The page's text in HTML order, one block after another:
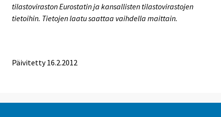
tilastoviraston Eurostatin ja kansallisten tilastovirastojen
tietoihin. Tietojen laatu saattaa vaihdella maittain.
Päivitetty 16.2.2012